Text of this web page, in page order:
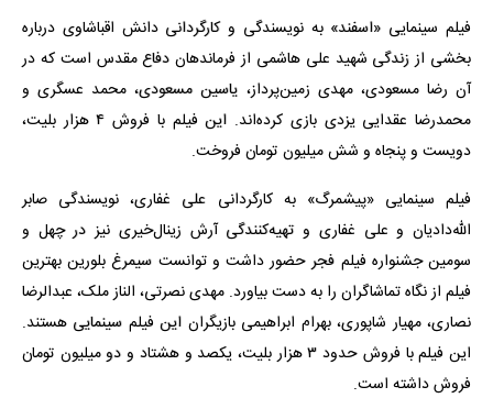
فیلم سینمایی «اسفند» به نویسندگی و کارگردانی دانش اقباشاوی درباره
بخشی از زندگی شهید علی هاشمی از فرماندهان دفاع مقدس است که در
آن رضا مسعودی، مهدی زمین‌پرداز، یاسین مسعودی، محمد عسگری و
محمدرضا عقدایی یزدی بازی کرده‌اند. این فیلم با فروش ۴ هزار بلیت،
دویست و پنجاه و شش میلیون تومان فروخت.
فیلم سینمایی «پیشمرگ» به کارگردانی علی غفاری، نویسندگی صابر
الله‌دادیان و علی غفاری و تهیه‌کنندگی آرش زینال‌خیری نیز در چهل و
سومین جشنواره فیلم فجر حضور داشت و توانست سیمرغ بلورین بهترین
فیلم از نگاه تماشاگران را به دست بیاورد. مهدی نصرتی، الناز ملک، عبدالرضا
نصاری، مهیار شاپوری، بهرام ابراهیمی بازیگران این فیلم سینمایی هستند.
این فیلم با فروش حدود ۳ هزار بلیت، یکصد و هشتاد و دو میلیون تومان
فروش داشته است.